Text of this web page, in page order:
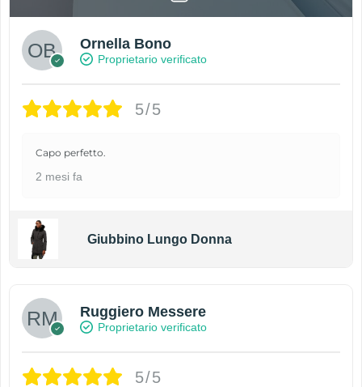
Ornella Bono
Proprietario verificato
5/5
Capo perfetto.
2 mesi fa
Giubbino Lungo Donna
Ruggiero Messere
Proprietario verificato
5/5